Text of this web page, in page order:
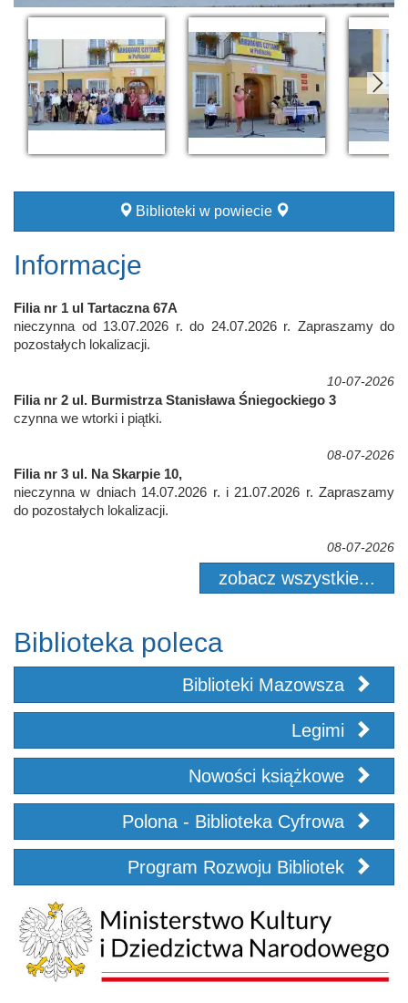
Biblioteki w powiecie
Informacje
Filia nr 1 ul Tartaczna 67A
nieczynna od 13.07.2026 r. do 24.07.2026 r. Zapraszamy do
pozostałych lokalizacji.
10-07-2026
Filia nr 2 ul. Burmistrza Stanisława Śniegockiego 3
czynna we wtorki i piątki.
08-07-2026
Filia nr 3 ul. Na Skarpie 10,
nieczynna w dniach 14.07.2026 r. i 21.07.2026 r. Zapraszamy
do pozostałych lokalizacji.
08-07-2026
zobacz wszystkie...
Biblioteka poleca
Biblioteki Mazowsza
Legimi
Nowości książkowe
Polona - Biblioteka Cyfrowa
Program Rozwoju Bibliotek